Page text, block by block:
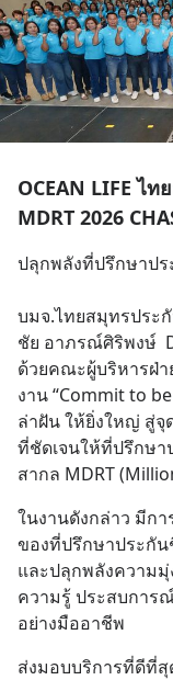
OCEAN LIFE ไ
MDRT 2026
ปลุกพลังที่ปรึกษาป
บมจ.ไทยสมุทรประ
ชัย อาภรณ์ศิริพงษ์
ด้วยคณะผู้บริหารฝ่
งาน “Commit to be
ล่าฝัน ให้ยิ่งใหญ่ สู่จุ
ที่ชัดเจนให้ที่ปรึกษ
สากล MDRT
ในงานดังกล่าว มีก
ของที่ปรึกษาประกัน
และปลุกพลังความ
ความรู้ ประสบการ
อย่างมืออาชีพ
ส่งมอบบริการที่ดีที่